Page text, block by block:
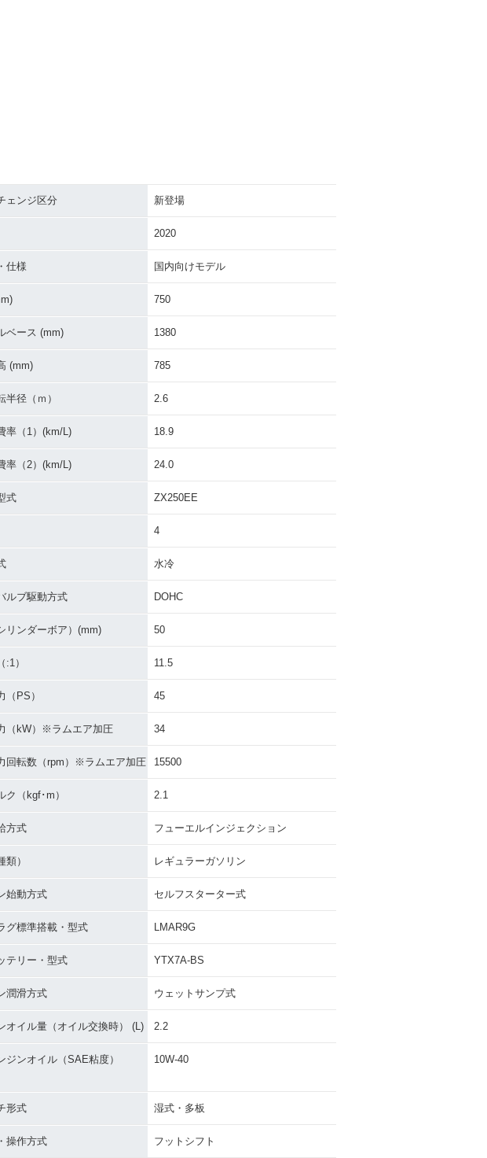
ェンジ区分 新登場
2020
仕様 国内向けモデル
750
ベース (mm) 1380
(mm) 785
半径（ｍ） 2.6
率（1）(km/L) 18.9
率（2）(km/L) 24.0
式 ZX250EE
4
水冷
ルブ駆動方式 DOHC
リンダーボア）(mm) 50
:1） 11.5
（PS） 45
（kW）※ラムエア加圧 34
回転数（rpm）※ラムエア加圧 15500
ク（kgf･m） 2.1
方式 フューエルインジェクション
類） レギュラーガソリン
始動方式 セルフスターター式
グ標準搭載・型式 LMAR9G
テリー・型式 YTX7A-BS
潤滑方式 ウェットサンプ式
オイル量（オイル交換時） (L) 2.2
ジンオイル（SAE粘度） 10W-40
形式 湿式・多板
操作方式 フットシフト